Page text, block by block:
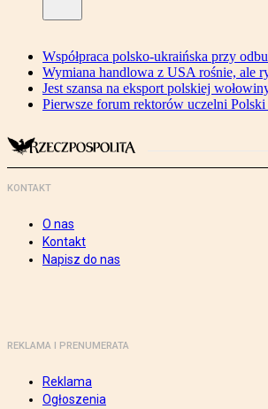
Współpraca polsko-ukraińska przy
Wymiana handlowa z USA rośnie, ale
Jest szansa na eksport polskiej
Pierwsze forum rektorów uczelni
KONTAKT
O nas
Kontakt
Napisz do nas
REKLAMA I PRENUMERATA
Reklama
Ogłoszenia